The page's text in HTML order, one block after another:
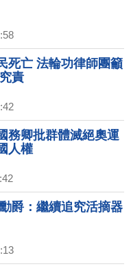
死亡 法輪功律師團籲
責
務卿批群體滅絕奧運
人權
爵：繼續追究活摘器